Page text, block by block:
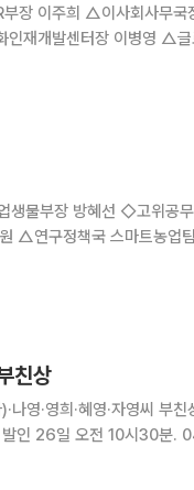
박경진 ◇부서장급 전보 △시너지추진부
재개발센터장 이병영 △
원 농업환경부장 이상재 ◇과장급
팀장 윤남규 ◇과장급(전보) △기획조정관
친상
영·영희·혜영·자영씨 부
발인 26일 오전 10시30